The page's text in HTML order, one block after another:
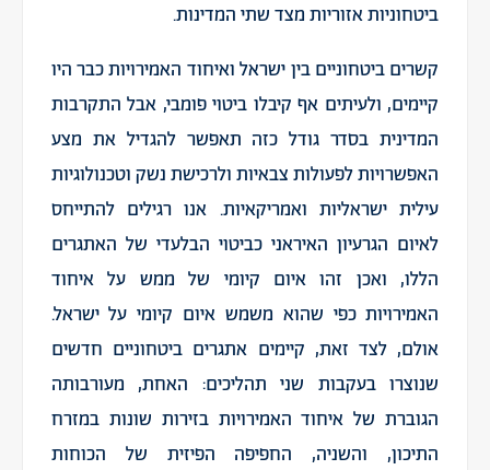
ביטחוניות אזוריות מצד שתי המדינות.
קשרים ביטחוניים בין ישראל ואיחוד האמירויות כבר היו
קיימים, ולעיתים אף קיבלו ביטוי פומבי, אבל התקרבות
המדינית בסדר גודל כזה תאפשר להגדיל את מצע
האפשרויות לפעולות צבאיות ולרכישת נשק וטכנולוגיות
עילית ישראליות ואמריקאיות. אנו רגילים להתייחס
לאיום הגרעיון האיראני כביטוי הבלעדי של האתגרים
הללו, ואכן זהו איום קיומי של ממש על איחוד
האמירויות כפי שהוא משמש איום קיומי על ישראל.
אולם, לצד זאת, קיימים אתגרים ביטחוניים חדשים
שנוצרו בעקבות שני תהליכים: האחת, מעורבותה
הגוברת של איחוד האמירויות בזירות שונות במזרח
התיכון, והשניה, החפיפה הפיזית של הכוחות